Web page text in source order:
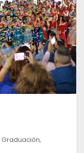
Graduación,